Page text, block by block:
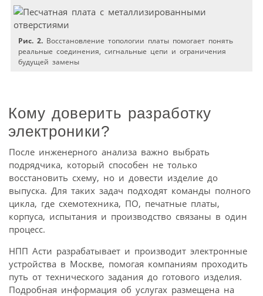
Рис. 2. Восстановление топологии платы помогает понять
реальные соединения, сигнальные цепи и ограничения
будущей замены
Кому доверить разработку
электроники?
После инженерного анализа важно выбрать
подрядчика, который способен не только
восстановить схему, но и довести изделие до
выпуска. Для таких задач подходят команды полного
цикла, где схемотехника, ПО, печатные платы,
корпуса, испытания и производство связаны в один
процесс.
НПП Асти разрабатывает и производит электронные
устройства в Москве, помогая компаниям проходить
путь от технического задания до готового изделия.
Подробная информация об услугах размещена на